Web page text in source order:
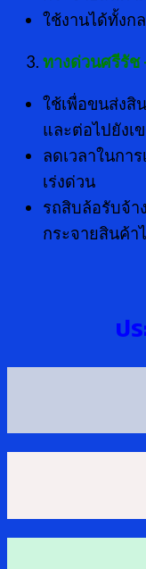
ใช้งานได้ทั้งก
ทางด่วนศรีรัช
ใช้เพื่อขนส่งสิ
และต่อไปยังเ
ลดเวลาในกา
เร่งด่วน
รถสิบล้อรับจ้า
กระจายสินค้า
ป